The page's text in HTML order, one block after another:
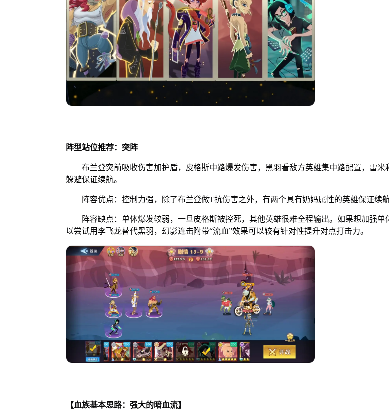
阵型站位推荐：突阵
布兰登突前吸收伤害加护盾，皮格斯中路爆发伤害，黑羽看敌方英雄集中路配置，雷米
躲避保证续航。
阵容优点：控制力强，除了布兰登做T抗伤害之外，有两个具有奶妈属性的英雄保证续航
阵容缺点：单体爆发较弱，一旦皮格斯被控死，其他英雄很难全程输出。如果想加强单
以尝试用李飞龙替代黑羽，幻影连击附带“流血”效果可以较有针对性提升对点打击力。
【血族基本思路：强大的暗血流】